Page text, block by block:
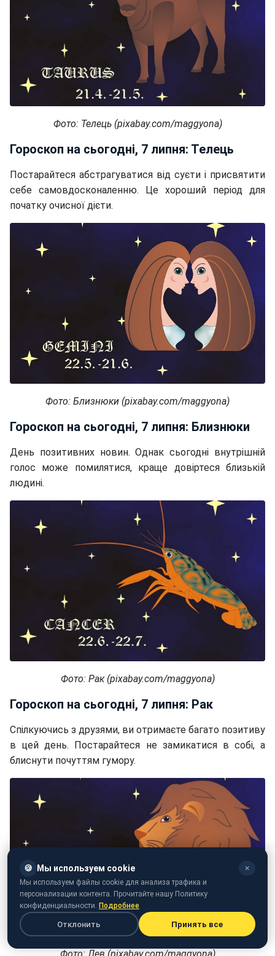
Фото: Телець (pixabay.com/maggyona)
Гороскоп на сьогодні, 7 липня: Телець
Постарайтеся абстрагуватися від суєти і присвятити
себе самовдосконаленню. Це хороший період для
початку очисної дієти.
Фото: Близнюки (pixabay.com/maggyona)
Гороскоп на сьогодні, 7 липня: Близнюки
День позитивних новин. Однак сьогодні внутрішній
голос може помилятися, краще довіртеся близькій
людині.
Фото: Рак (pixabay.com/maggyona)
Гороскоп на сьогодні, 7 липня: Рак
Спілкуючись з друзями, ви отримаєте багато позитиву
в цей день. Постарайтеся не замикатися в собі, а
блиснути почуттям гумору.
🍪 Мы используем cookie ✕
Мы используем файлы cookie для анализа трафика и
персонализации контента. Прочитайте нашу Политику
конфиденциальности. Подробнее
Отклонить Принять все